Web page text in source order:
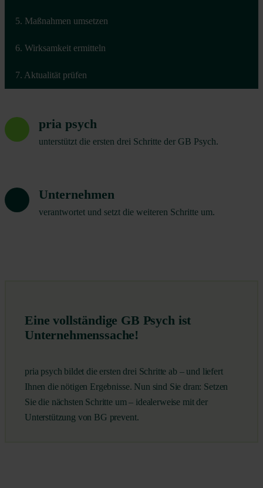
5. Maßnahmen umsetzen
6. Wirksamkeit ermitteln
7. Aktualität prüfen
pria psych
unterstützt die ersten drei Schritte der GB Psych.
Unternehmen
verantwortet und setzt die weiteren Schritte um.
Eine vollständige GB Psych ist
Unternehmenssache!
pria psych bildet die ersten drei Schritte ab – und liefert
Ihnen die nötigen Ergebnisse. Nun sind Sie dran: Setzen
Sie die nächsten Schritte um – idealerweise mit der
Unterstützung von BG prevent.